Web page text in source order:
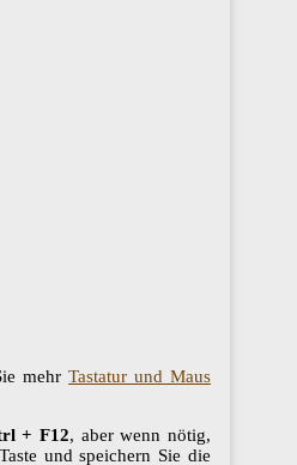
mehrTastatur und Maus
+ F12, aber wenn nötig,
und speichern Sie die